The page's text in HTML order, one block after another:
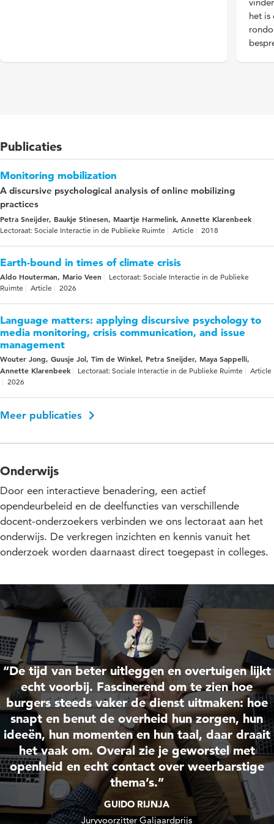
het is
Publicaties
Monitoring mobilization
A discursive psychological analysis of online mobilizing
practices
Petra Sneijder, Baukje Stinesen, Maartje Harmelink, Annette Klarenbeek
Lectoraat: Sociale Interactie in de Publieke Ruimte Article 2018
Earth-bound in times of climate crisis
Aldo Houterman, Mario Veen
Lectoraat: Sociale Interactie in de Publieke
Ruimte
Article 2026
Language matters: applying discursive psychology to
media monitoring, crisis communication, and issue
management
Wouter Jong, Guusje Jol, Tim de Winkel, Petra Sneijder, Maya Sappelli,
Annette Klarenbeek
Lectoraat: Sociale Interactie in de Publieke Ruimte
Article
2026
Meer publicaties
Onderwijs
Door een interactieve benadering, een actief
opendeurbeleid en de deelfuncties van verschillende
docent-onderzoekers verbinden we ons lectoraat aan het
onderwijs. De verkregen inzichten en kennis vanuit het
onderzoek worden daarnaast direct toegepast in colleges.
“De tijd van beter uitleggen en overtuigen lijkt
echt voorbij. Fascinerend om te zien hoe
burgers steeds vaker de dienst uitmaken: hoe
snapt en benut de overheid hun zorgen, hun
ideeën, hun momenten en hun taal, daar draait
het vaak om. Overal zie je geworstel met
openheid en echt contact over weerbarstige
thema’s.”
GUIDO RIJNJA
Juryvoorzitter Galjaardprijs